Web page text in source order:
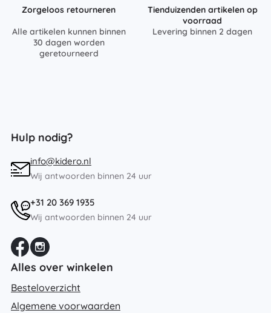
Zorgeloos retourneren
Alle artikelen kunnen binnen
30 dagen worden
geretourneerd
Tienduizenden artikelen op
voorraad
Levering binnen 2 dagen
Hulp nodig?
info@kidero.nl
Wij antwoorden binnen 24 uur
+31 20 369 1935
Wij antwoorden binnen 24 uur
Alles over winkelen
Besteloverzicht
Algemene voorwaarden